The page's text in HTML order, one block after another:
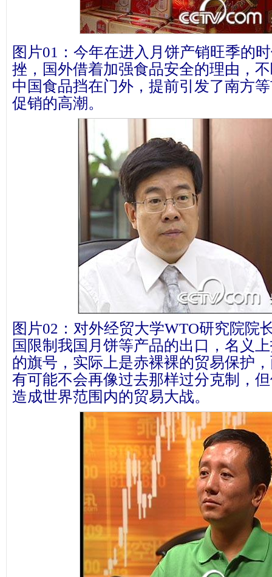
图片01：今年在进入月饼产销旺季的
挫，国外借着加强食品安全的理由，
中国食品挡在门外，提前引发了南方
促销的高潮。
图片02：对外经贸大学WTO研究院院
国限制我国月饼等产品的出口，名义
的旗号，实际上是赤裸裸的贸易保护
有可能不会再像过去那样过分克制，
造成世界范围内的贸易大战。